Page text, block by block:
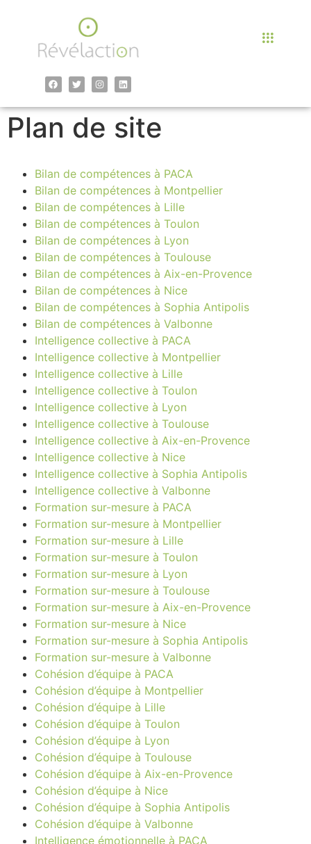
Plan de site
Bilan de compétences à PACA
Bilan de compétences à Montpellier
Bilan de compétences à Lille
Bilan de compétences à Toulon
Bilan de compétences à Lyon
Bilan de compétences à Toulouse
Bilan de compétences à Aix-en-Provence
Bilan de compétences à Nice
Bilan de compétences à Sophia Antipolis
Bilan de compétences à Valbonne
Intelligence collective à PACA
Intelligence collective à Montpellier
Intelligence collective à Lille
Intelligence collective à Toulon
Intelligence collective à Lyon
Intelligence collective à Toulouse
Intelligence collective à Aix-en-Provence
Intelligence collective à Nice
Intelligence collective à Sophia Antipolis
Intelligence collective à Valbonne
Formation sur-mesure à PACA
Formation sur-mesure à Montpellier
Formation sur-mesure à Lille
Formation sur-mesure à Toulon
Formation sur-mesure à Lyon
Formation sur-mesure à Toulouse
Formation sur-mesure à Aix-en-Provence
Formation sur-mesure à Nice
Formation sur-mesure à Sophia Antipolis
Formation sur-mesure à Valbonne
Cohésion d’équipe à PACA
Cohésion d’équipe à Montpellier
Cohésion d’équipe à Lille
Cohésion d’équipe à Toulon
Cohésion d’équipe à Lyon
Cohésion d’équipe à Toulouse
Cohésion d’équipe à Aix-en-Provence
Cohésion d’équipe à Nice
Cohésion d’équipe à Sophia Antipolis
Cohésion d’équipe à Valbonne
Intelligence émotionnelle à PACA